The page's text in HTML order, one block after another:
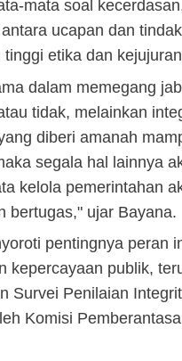
mata soal
ucapan dan
tinggi etika dan
dalam memegang
tidak, melainkan
diberi amanah
segala hal lainnya
kelola pemerintahan
bertugas," ujar Bayana.
pentingnya peran
kepercayaan publik,
Survei Penilaian
Komisi